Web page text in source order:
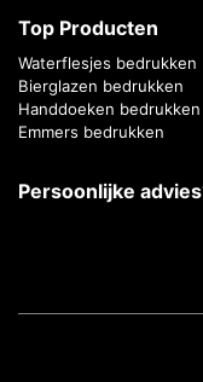
Top Producten
Waterflesjes bedrukken
Bierglazen bedrukken
Handdoeken bedrukken
Emmers bedrukken
Persoonlijke